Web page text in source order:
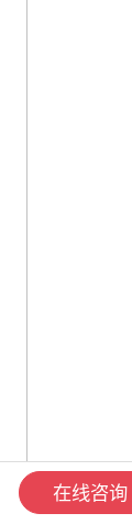
在线咨询